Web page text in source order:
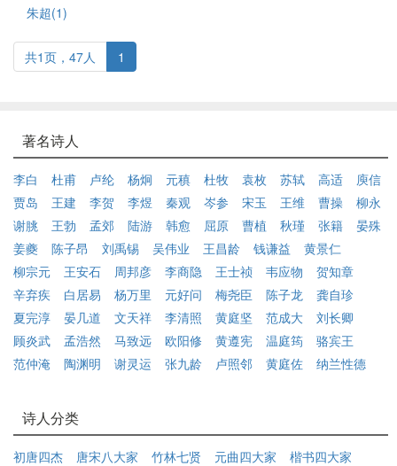
朱超(1)
共1页，47人 1
著名诗人
李白 杜甫 卢纶 杨炯 元稹 杜牧 袁枚 苏轼 高适
庾信
贾岛
王建 李贺 李煜 秦观 岑参 宋玉 王维 曹操
柳永
谢朓
王勃 孟郊 陆游 韩愈 屈原 曹植 秋瑾 张籍
晏殊
姜夔
陈子昂 刘禹锡 吴伟业 王昌龄 钱谦益
黄景仁
柳宗元
王安石 周邦彦 李商隐 王士祯 韦应物
贺知章
辛弃疾
白居易 杨万里 元好问 梅尧臣 陈子龙
龚自珍
夏完淳
晏几道 文天祥 李清照 黄庭坚 范成大
刘长卿
顾炎武
孟浩然 马致远 欧阳修 黄遵宪 温庭筠
骆宾王
范仲淹
陶渊明 谢灵运 张九龄 卢照邻 黄庭佐 纳兰性德
诗人分类
初唐四杰 唐宋八大家 竹林七贤 元曲四大家
楷书四大家